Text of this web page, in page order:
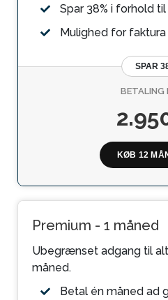
Premium - 1 måned
Ubegrænset adgang til
måned.
Betal én måned ad
Spar 38% i forhold
Mulighed for faktura
SPAR
BETALING
KØB 12